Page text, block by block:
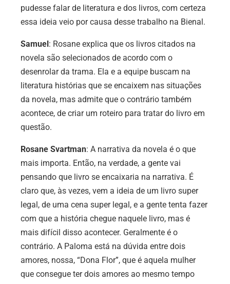
pudesse falar de literatura e dos livros, com certeza
essa ideia veio por causa desse trabalho na Bienal.
Samuel : Rosane explica que os livros citados na
novela são selecionados de acordo com o
desenrolar da trama. Ela e a equipe buscam na
literatura histórias que se encaixem nas situações
da novela, mas admite que o contrário também
acontece, de criar um roteiro para tratar do livro em
questão.
Rosane Svartman: A narrativa da novela é o que
mais importa. Então, na verdade, a gente vai
pensando que livro se encaixaria na narrativa. É
claro que, às vezes, vem a ideia de um livro super
legal, de uma cena super legal, e a gente tenta fazer
com que a história chegue naquele livro, mas é
mais difícil disso acontecer. Geralmente é o
contrário. A Paloma está na dúvida entre dois
amores, nossa, “Dona Flor”, que é aquela mulher
que consegue ter dois amores ao mesmo tempo